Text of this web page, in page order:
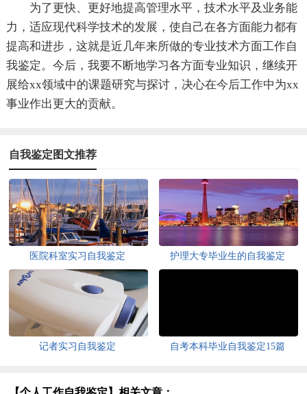
为了更快、更好地提高管理水平，技术水平及业务能
力，适应现代科学技术的发展，使自己在各方面能力都有
提高和进步，这就是近几年来所做的专业技术方面工作自
我鉴定。今后，我要不断地学习各方面专业知识，继续开
展给xx领域中的课题研究与探讨，决心在今后工作中为xx
事业作出更大的贡献。
自我鉴定图文推荐
医院科室实习自我鉴定 护理大专毕业生的自我鉴定
记者实习自我鉴定 自考本科毕业自我鉴定15篇